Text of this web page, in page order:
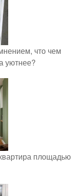
что чем
уютнее?
площадью